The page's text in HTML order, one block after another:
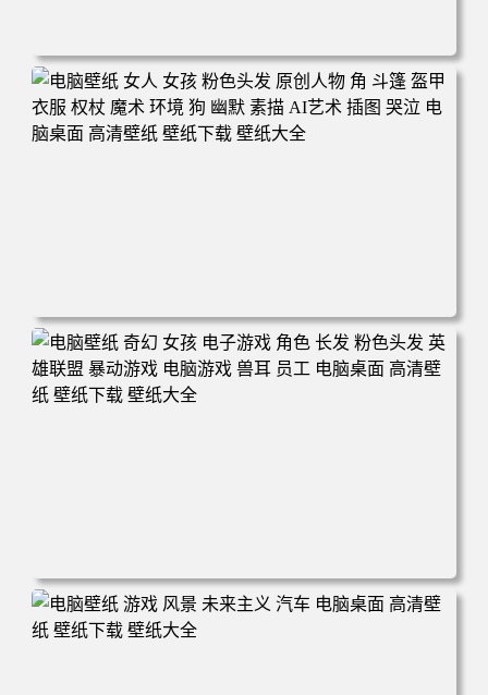
电脑壁纸 奇幻 女孩 眼罩 英雄联盟 电脑桌面 高清壁纸 壁纸
下载 壁纸大全
电脑壁纸 女人 女孩 粉色头发 原创人物 角 斗篷 盔甲 衣服
权杖 魔术 环境 狗 幽默 素描 AI艺术 插图 哭泣 电脑桌面 高
清壁纸 壁纸下载 壁纸大全
电脑壁纸 奇幻 女孩 电子游戏 角色 长发 粉色头发 英雄联盟
暴动游戏 电脑游戏 兽耳 员工 电脑桌面 高清壁纸 壁纸下载